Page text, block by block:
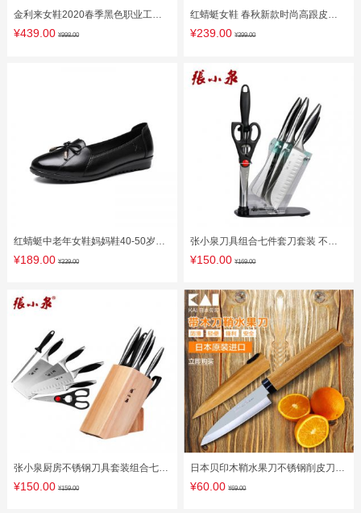
金利来女鞋2020春季黑色职业工作
鞋女皮鞋中跟粗跟浅口真皮单鞋女
¥439.00 ¥998.00
红蜻蜓女鞋 春秋新款时尚高跟皮鞋
粗跟真皮百搭流行单鞋
¥239.00 ¥399.00
红蜻蜓中老年女鞋妈妈鞋40-50岁软
底真皮舒适平底豆豆鞋女单鞋
¥189.00 ¥339.00
张小泉刀具组合七件套刀套装 不锈
钢菜刀斩骨刀N5493
¥150.00 ¥169.00
张小泉厨房不锈钢刀具套装组合七件
套刀 菜刀 N5489
¥150.00 ¥159.00
日本贝印木鞘水果刀不锈钢削皮刀锋
利厨房小刀带刀套
¥60.00 ¥69.00